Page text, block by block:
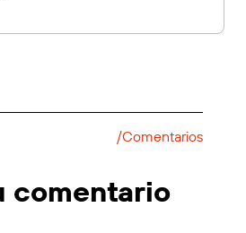
/Comentarios
comentario